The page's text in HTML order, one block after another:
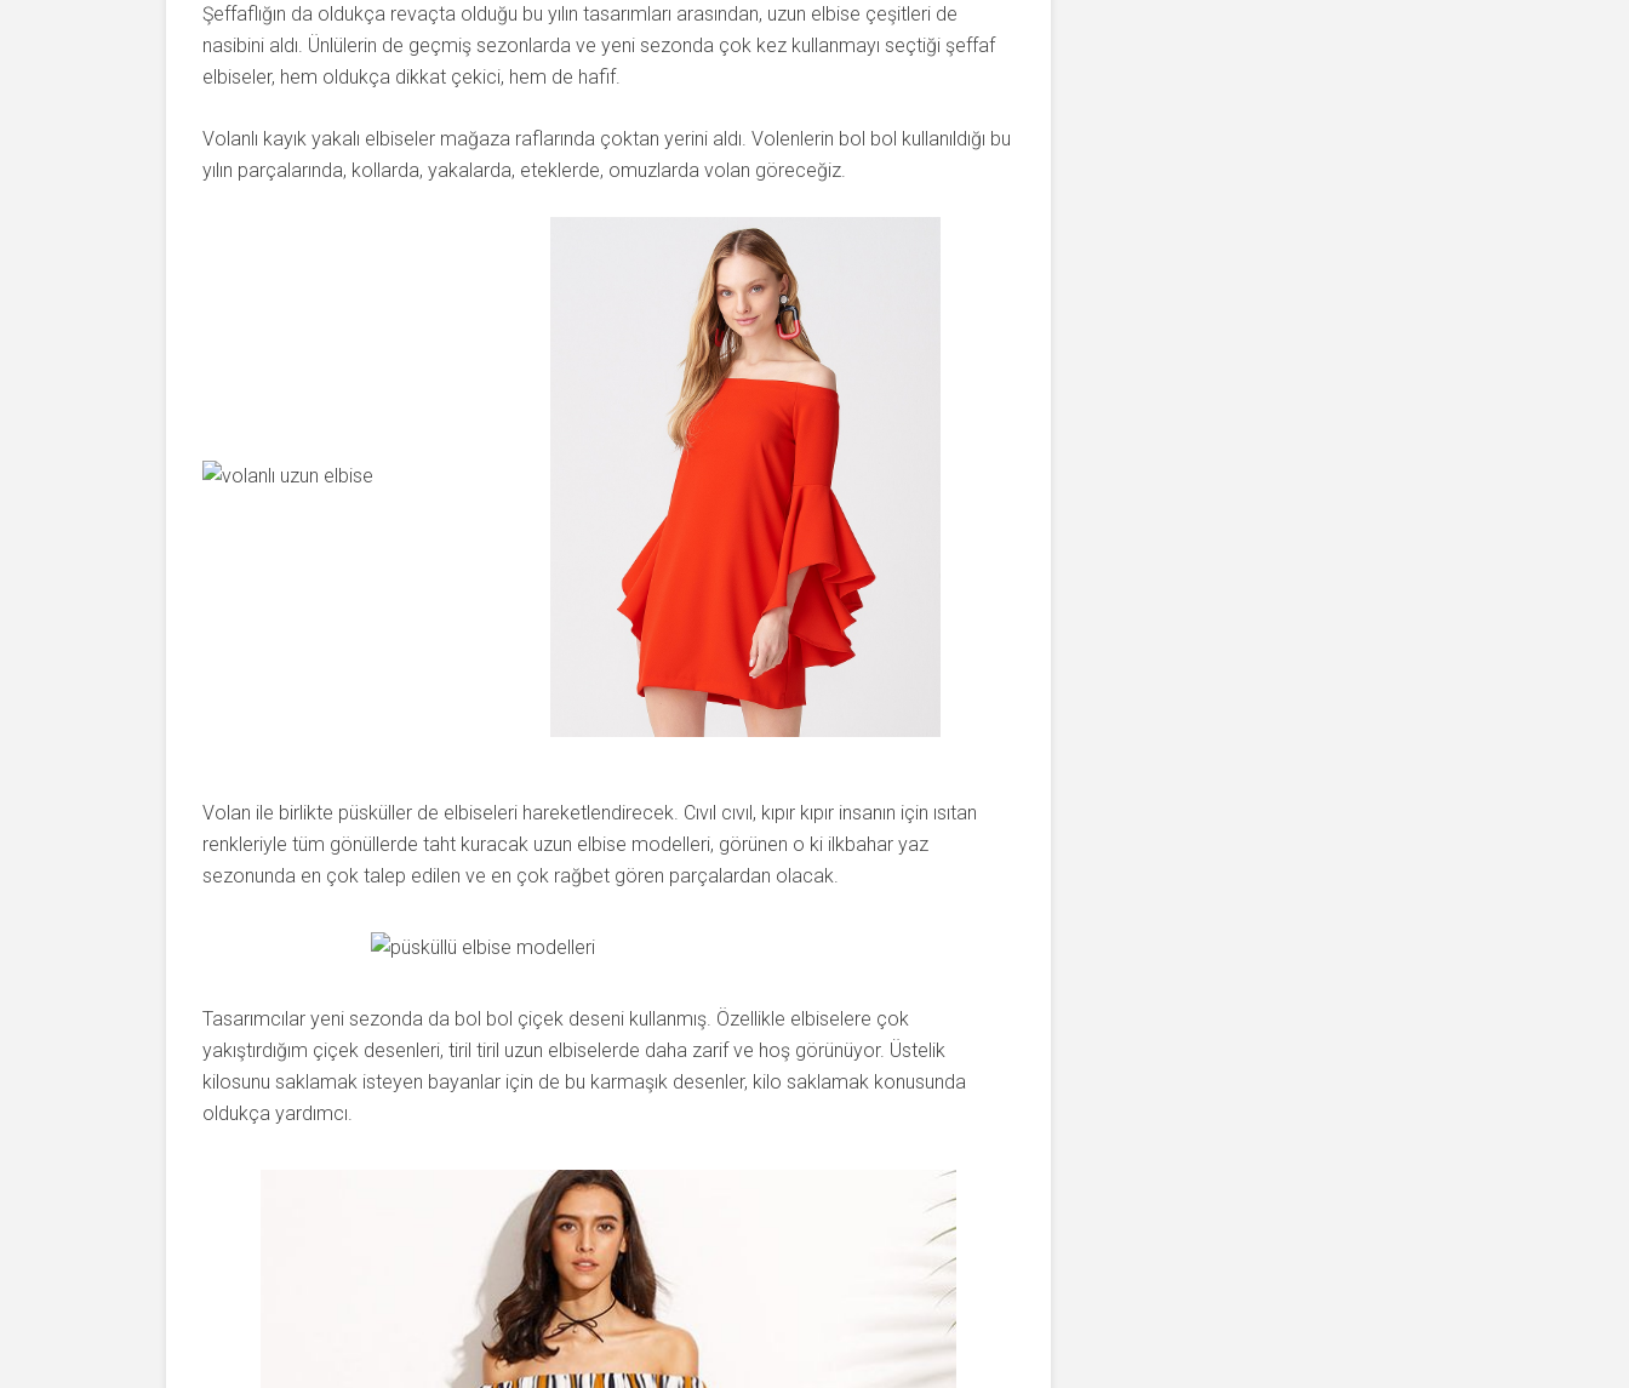
Şeffaflığın da oldukça revaçta olduğu bu yılın tasarımları arasından, uzun elbise çeşitleri de
nasibini aldı. Ünlülerin de geçmiş sezonlarda ve yeni sezonda çok kez kullanmayı seçtiği şeffaf
elbiseler, hem oldukça dikkat çekici, hem de hafif.
Volanlı kayık yakalı elbiseler mağaza raflarında çoktan yerini aldı. Volenlerin bol bol kullanıldığı bu
yılın parçalarında, kollarda, yakalarda, eteklerde, omuzlarda volan göreceğiz.
Volan ile birlikte püsküller de elbiseleri hareketlendirecek. Cıvıl cıvıl, kıpır kıpır insanın için ısıtan
renkleriyle tüm gönüllerde taht kuracak uzun elbise modelleri, görünen o ki ilkbahar yaz
sezonunda en çok talep edilen ve en çok rağbet gören parçalardan olacak.
Tasarımcılar yeni sezonda da bol bol çiçek deseni kullanmış. Özellikle elbiselere çok
yakıştırdığım çiçek desenleri, tiril tiril uzun elbiselerde daha zarif ve hoş görünüyor. Üstelik
kilosunu saklamak isteyen bayanlar için de bu karmaşık desenler, kilo saklamak konusunda
oldukça yardımcı.